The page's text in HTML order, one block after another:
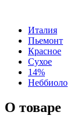
Италия
Пьемонт
Красное
Сухое
14%
Неббиоло
О товаре